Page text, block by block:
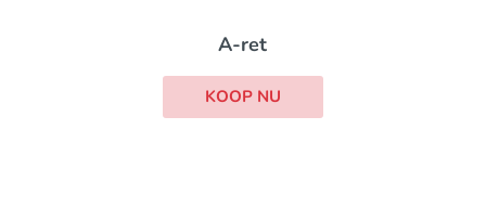
A-ret
KOOP NU